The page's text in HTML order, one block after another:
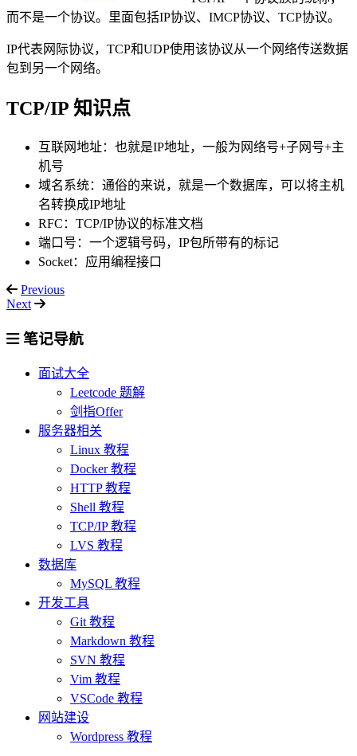
而不是一个协议。里面包括IP协议、IMCP协议、TCP协议。
IP代表网际协议，TCP和UDP使用该协议从一个网络传送数据
包到另一个网络。
TCP/IP 知识点
互联网地址：也就是IP地址，一般为网络号+子网号+主
机号
域名系统：通俗的来说，就是一个数据库，可以将主机
名转换成IP地址
RFC：TCP/IP协议的标准文档
端口号：一个逻辑号码，IP包所带有的标记
Socket：应用编程接口
Previous
Next
笔记导航
面试大全
Leetcode 题解
剑指Offer
服务器相关
Linux 教程
Docker 教程
HTTP 教程
Shell 教程
TCP/IP 教程
LVS 教程
数据库
MySQL 教程
开发工具
Git 教程
Markdown 教程
SVN 教程
Vim 教程
VSCode 教程
网站建设
Wordpress 教程